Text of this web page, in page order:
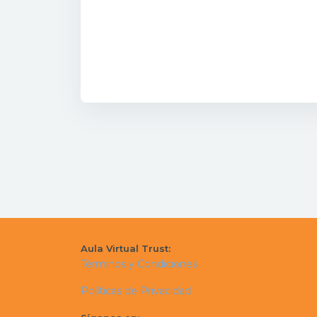
Aula Virtual Trust:
Términos y Condiciones
Políticas de Privacidad